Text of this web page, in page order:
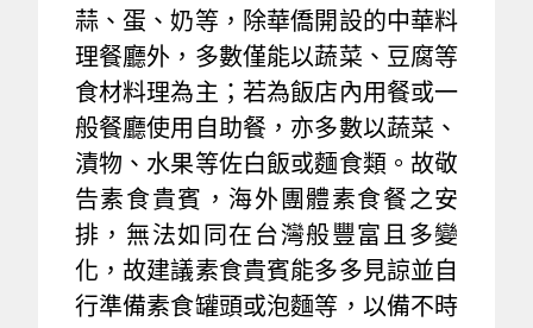
蒜、蛋、奶等，除華僑開設的中華料
理餐廳外，多數僅能以蔬菜、豆腐等
食材料理為主；若為飯店內用餐或一
般餐廳使用自助餐，亦多數以蔬菜、
漬物、水果等佐白飯或麵食類。故敬
告素食貴賓，海外團體素食餐之安
排，無法如同在台灣般豐富且多變
化，故建議素食貴賓能多多見諒並自
行準備素食罐頭或泡麵等，以備不時